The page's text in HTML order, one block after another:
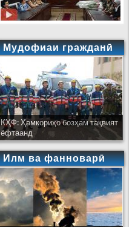
Мудофиаи гражданӣ
КҲФ: Ҳамкориҳо бозҳам тақвият
ёфтаанд
Илм ва фанноварӣ